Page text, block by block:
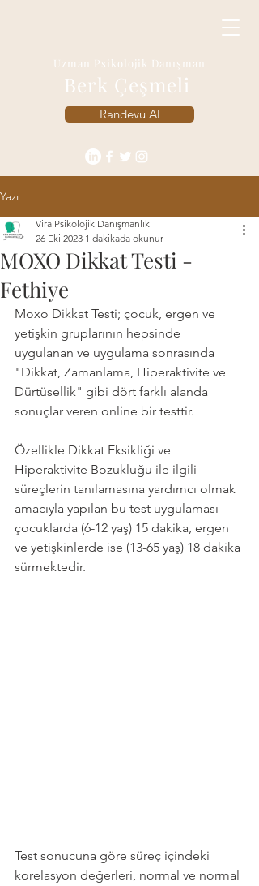
Uzman Psikolojik Danışman
Berk Çeşmeli
Randevu Al
Yazı
MOXO Dikkat Testi -
Fethiye
Vira Psikolojik Danışmanlık
26 Eki 2023 1 dakikada okunur
Moxo Dikkat Testi; çocuk, ergen ve
yetişkin gruplarının hepsinde
uygulanan ve uygulama sonrasında
"Dikkat, Zamanlama, Hiperaktivite ve
Dürtüsellik" gibi dört farklı alanda
sonuçlar veren online bir testtir.
Özellikle Dikkat Eksikliği ve
Hiperaktivite Bozukluğu ile ilgili
süreçlerin tanılamasına yardımcı olmak
amacıyla yapılan bu test uygulaması
çocuklarda (6-12 yaş) 15 dakika, ergen
ve yetişkinlerde ise (13-65 yaş) 18 dakika
sürmektedir.
Test sonucuna göre süreç içindeki
korelasyon değerleri, normal ve normal